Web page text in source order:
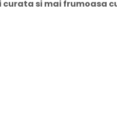
si mai frumoasa